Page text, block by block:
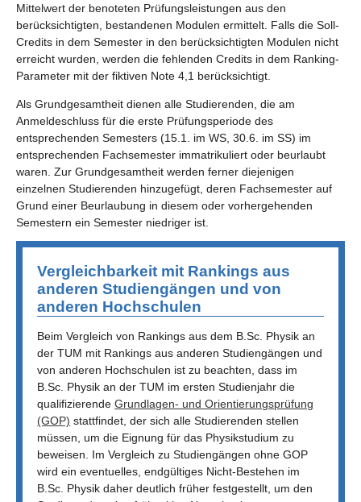
Mittelwert der benoteten Prüfungsleistungen aus den
berücksichtigten, bestandenen Modulen ermittelt. Falls die Soll-
Credits in dem Semester in den berücksichtigten Modulen nicht
erreicht wurden, werden die fehlenden Credits in dem Ranking-
Parameter mit der fiktiven Note 4,1 berücksichtigt.
Als Grundgesamtheit dienen alle Studierenden, die am
Anmeldeschluss für die erste Prüfungsperiode des
entsprechenden Semesters (15.1. im WS, 30.6. im SS) im
entsprechenden Fachsemester immatrikuliert oder beurlaubt
waren. Zur Grundgesamtheit werden ferner diejenigen
einzelnen Studierenden hinzugefügt, deren Fachsemester auf
Grund einer Beurlaubung in diesem oder vorhergehenden
Semestern ein Semester niedriger ist.
Vergleichbarkeit mit Rankings aus
anderen Studiengängen und von
anderen Hochschulen
Beim Vergleich von Rankings aus dem B.Sc. Physik an
der TUM mit Rankings aus anderen Studiengängen und
von anderen Hochschulen ist zu beachten, dass im
B.Sc. Physik an der TUM im ersten Studienjahr die
qualifizierendeGrundlagen- und Orientierungsprüfung
(GOP) stattfindet, der sich alle Studierenden stellen
müssen, um die Eignung für das Physikstudium zu
beweisen. Im Vergleich zu Studiengängen ohne GOP
wird ein eventuelles, endgültiges Nicht-Bestehen im
B.Sc. Physik daher deutlich früher festgestellt, um den